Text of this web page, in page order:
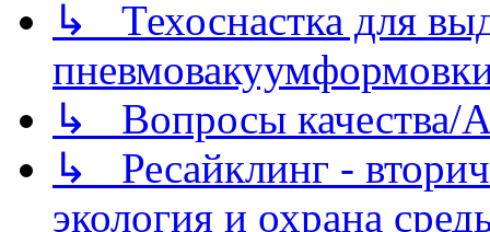
↳ Техоснастка для
↳ Вопросы качества/
↳ Ресайклинг -
экология и охрана